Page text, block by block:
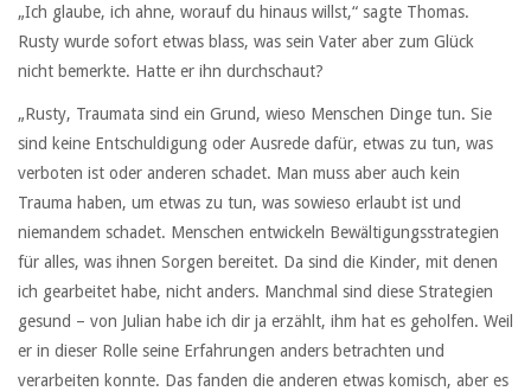
„Ich glaube, ich ahne, worauf du hinaus willst,“ sagte Thomas.
Rusty wurde sofort etwas blass, was sein Vater aber zum Glück
nicht bemerkte. Hatte er ihn durchschaut?
„Rusty, Traumata sind ein Grund, wieso Menschen Dinge tun. Sie
sind keine Entschuldigung oder Ausrede dafür, etwas zu tun, was
verboten ist oder anderen schadet. Man muss aber auch kein
Trauma haben, um etwas zu tun, was sowieso erlaubt ist und
niemandem schadet. Menschen entwickeln Bewältigungsstrategien
für alles, was ihnen Sorgen bereitet. Da sind die Kinder, mit denen
ich gearbeitet habe, nicht anders. Manchmal sind diese Strategien
gesund – von Julian habe ich dir ja erzählt, ihm hat es geholfen. Weil
er in dieser Rolle seine Erfahrungen anders betrachten und
verarbeiten konnte. Das fanden die anderen etwas komisch, aber es